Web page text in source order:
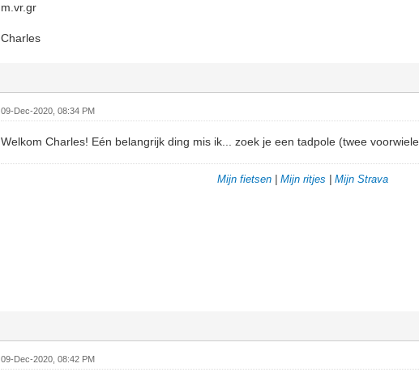
m.vr.gr
Charles
09-Dec-2020, 08:34 PM
Welkom Charles! Eén belangrijk ding mis ik... zoek je een tadpole (twee
Mijn fietsen| Mijn ritjes Mijn Strava
09-Dec-2020, 08:42 PM